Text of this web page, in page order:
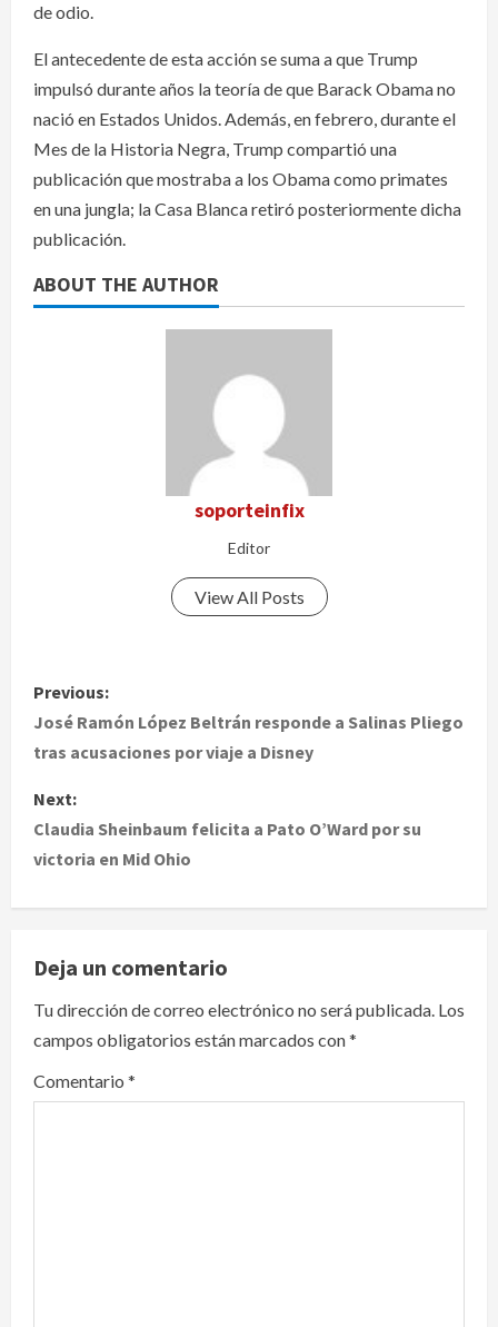
de odio.
El antecedente de esta acción se suma a que Trump
impulsó durante años la teoría de que Barack Obama no
nació en Estados Unidos. Además, en febrero, durante el
Mes de la Historia Negra, Trump compartió una
publicación que mostraba a los Obama como primates
en una jungla; la Casa Blanca retiró posteriormente dicha
publicación.
ABOUT THE AUTHOR
soporteinfix
Editor
View All Posts
P
o
t
n
a
v
i
g
a
Previous:
José Ramón López Beltrán responde a Salinas Pliego
tras acusaciones por viaje a Disney
Next:
Claudia Sheinbaum felicita a Pato O’Ward por su
victoria en Mid Ohio
Deja un comentario
Tu dirección de correo electrónico no será publicada. Los
campos obligatorios están marcados con*
Comentario *